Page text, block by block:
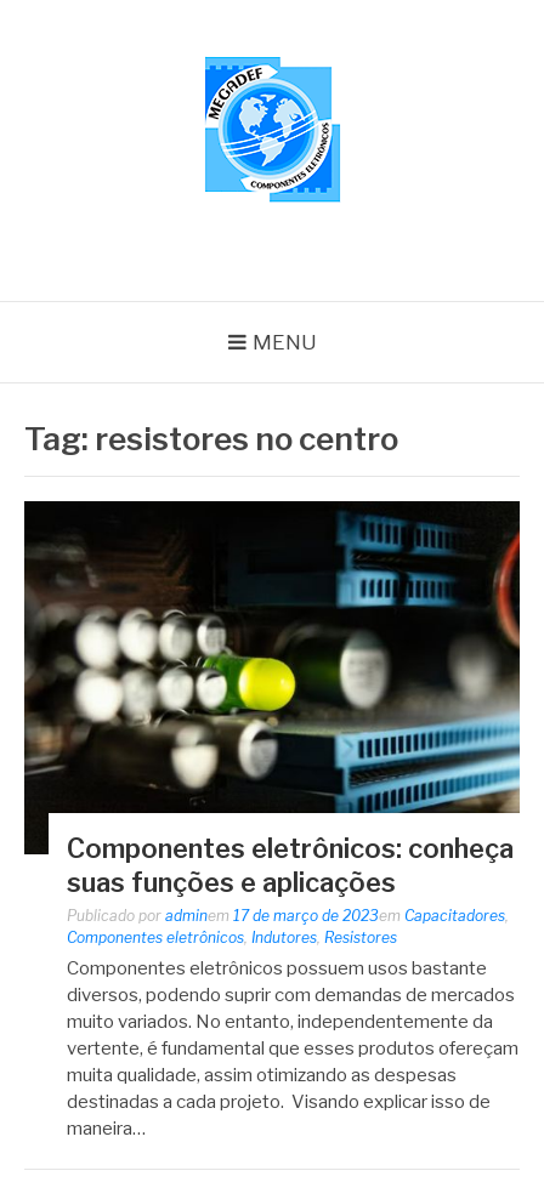
MENU
Tag: resistores no centro
Componentes eletrônicos: conheça
suas funções e aplicações
Publicado por adminem 17 de março de 2023em Capacitadores
Componentes eletrônicos Indutores Resistores
Componentes eletrônicos possuem usos bastante
diversos, podendo suprir com demandas de mercados
muito variados. No entanto, independentemente da
vertente, é fundamental que esses produtos ofereçam
muita qualidade, assim otimizando as despesas
destinadas a cada projeto. Visando explicar isso de
maneira…